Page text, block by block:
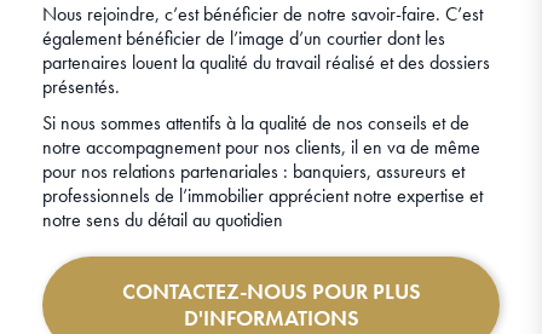
Nous rejoindre, c’est bénéficier de notre savoir-faire. C’est
également bénéficier de l’image d’un courtier dont les
partenaires louent la qualité du travail réalisé et des dossiers
présentés.
Si nous sommes attentifs à la qualité de nos conseils et de
notre accompagnement pour nos clients, il en va de même
pour nos relations partenariales : banquiers, assureurs et
professionnels de l’immobilier apprécient notre expertise et
notre sens du détail au quotidien
CONTACTEZ-NOUS POUR PLUS
D'INFORMATIONS